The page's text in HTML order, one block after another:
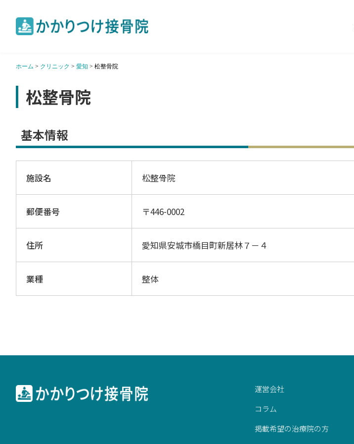
ホーム > クリニック > 愛知 > 松整骨院
松整骨院
基本情報
施設名 松整骨院
郵便番号 〒446-0002
住所 愛知県安城市橋目町新居林７－４
業種 整体
運営会社
コラム
掲載希望の治療院の方